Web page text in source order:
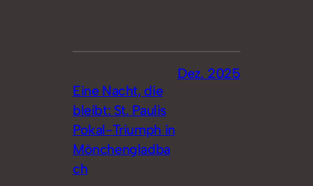
Eine Nacht, die
bleibt: St. Paulis
Pokal-Triumph in
Mönchengladba
ch
Dez. 2025